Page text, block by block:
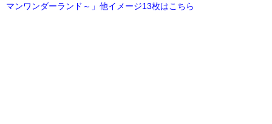
マンワンダーランド～」他イメージ13枚はこちら